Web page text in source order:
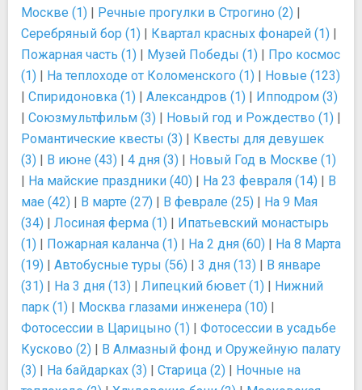
Москве (1) | Речные прогулки в Строгино (2) |
Серебряный бор (1) | Квартал красных фонарей (1) |
Пожарная часть (1) | Музей Победы (1) | Про космос
(1) | На теплоходе от Коломенского (1) | Новые (123)
| Спиридоновка (1) | Александров (1) | Ипподром (3)
| Союзмультфильм (3) | Новый год и Рождество (1) |
Романтические квесты (3) | Квесты для девушек
(3) | В июне (43) | 4 дня (3) | Новый Год в Москве (1)
| На майские праздники (40) | На 23 февраля (14) | В
мае (42) | В марте (27) | В феврале (25) | На 9 Мая
(34) | Лосиная ферма (1) | Ипатьевский монастырь
(1) | Пожарная каланча (1) | На 2 дня (60) | На 8 Марта
(19) | Автобусные туры (56) | 3 дня (13) | В январе
(31) | На 3 дня (13) | Липецкий бювет (1) | Нижний
парк (1) | Москва глазами инженера (10) |
Фотосессии в Царицыно (1) | Фотосессии в усадьбе
Кусково (2) | В Алмазный фонд и Оружейную палату
(3) | На байдарках (3) | Старица (2) | Ночные на